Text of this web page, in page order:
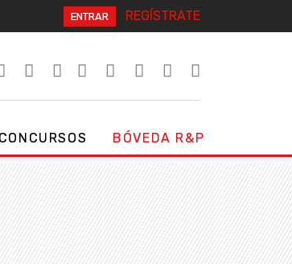
ENTRAR REGÍSTRATE
CONCURSOS BÓVEDA R&P